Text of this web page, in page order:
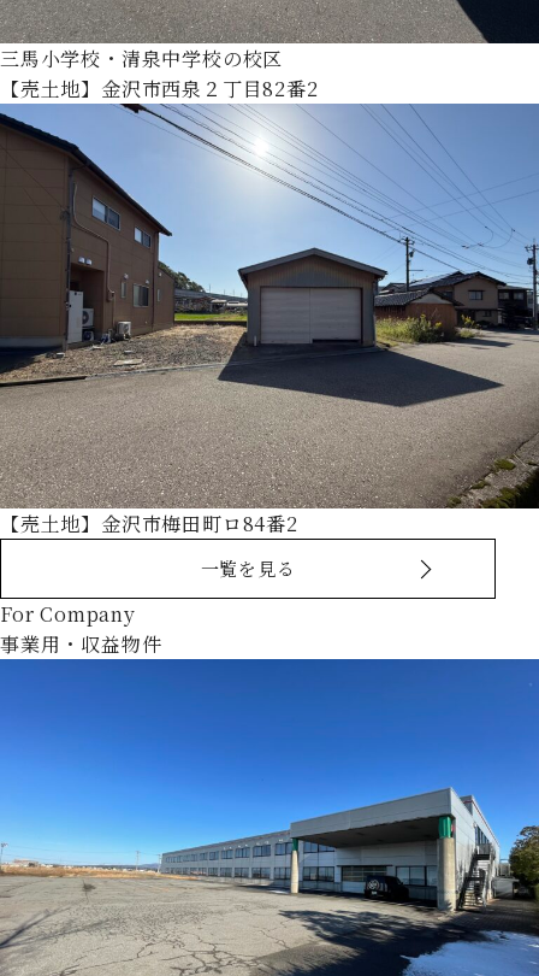
三馬小学校・清泉中学校の校区
【売土地】金沢市西泉２丁目82番2
【売土地】金沢市梅田町ロ84番2
一覧を見る
For Company
事業用・収益物件